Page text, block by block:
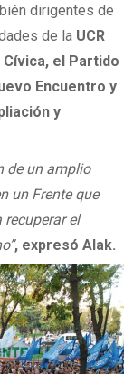
dirigentes de
de la UCR
el Partido
Encuentro y
y
de un amplio
un Frente que
el
, expresó Alak.